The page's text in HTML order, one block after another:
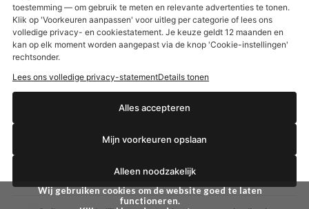
Gillette
Gezichtsverzorging
Wella
Syoss
Libresse
Gliss Kur
Etos maandlenzen
Etos billendoekjes
Zwitsal SUN
Wij gebruiken cookies om de website goed te laten
functioneren.
toestemming — om gebruik te meten en relevante advertenties te tonen.
Klik op 'Voorkeuren aanpassen' voor uitleg per categorie of lees ons
volledige privacy- en cookiestatement. Je keuze geldt 12 maanden en
kan op elk moment worden aangepast via de knop 'Cookie-instellingen'
rechtsonder.
Lees ons volledige privacy-statementDetails tonen
Alles accepteren
Mijn voorkeuren opslaan
Alleen noodzakelijk
€2,50 korting?
Ja, ik wil korting